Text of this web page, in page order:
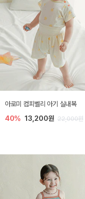
아로미 컴피벨리 아기 실내복
40% 13,200원 22,000원